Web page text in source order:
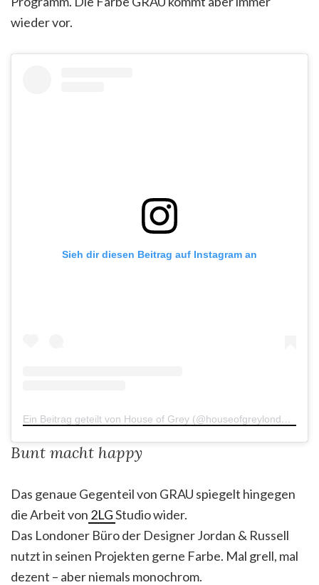
wieder vor.
Sieh dir diesen Beitrag auf Instagram an
Ein Beitrag geteilt von House of Grey (@houseofgreylondon)
Bunt macht happy
Das genaue Gegenteil von GRAU spiegelt hingegen
die Arbeit von 2LGStudio wider.
Das Londoner Büro der Designer Jordan & Russell
nutzt in seinen Projekten gerne Farbe. Mal grell, mal
dezent – aber niemals monochrom.